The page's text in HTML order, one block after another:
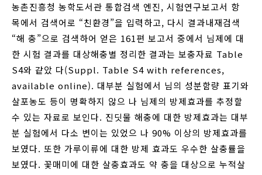
농촌진흥청 농학도서관 통합검색 엔진, 시험연구보고서 항
목에서 검색어로 “친환경”을 입력하고, 다시 결과내재검색
“해 충”으로 검색하어 얻은 161편 보고서 중에서 님제에 대
한 시험 결과를 대상해충별 정리한 결과는 보충자료 Table
S4와 같았 다(Suppl. Table S4 with references,
available online). 대부분 실험에서 님의 성분함량 표기와
살포농도 등이 명확하지 않으 나 님제의 방제효과를 추정할
수 있는 자료로 보인다. 진딧물 해충에 대한 방제효과는 대부
분 실험에서 다소 변이는 있었으 나 90% 이상의 방제효과를
보였다. 또한 가루이류에 대한 방제 효과도 우수한 살충률을
보였다. 꽃매미에 대한 살충효과도 약 충을 대상으로 누적살